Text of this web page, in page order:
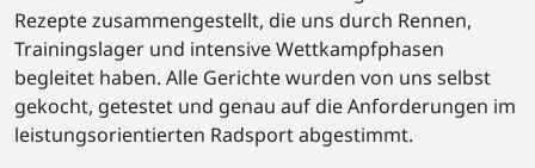
Rezepte zusammengestellt, die uns durch Rennen,
Trainingslager und intensive Wettkampfphasen
begleitet haben. Alle Gerichte wurden von uns selbst
gekocht, getestet und genau auf die Anforderungen im
leistungsorientierten Radsport abgestimmt.